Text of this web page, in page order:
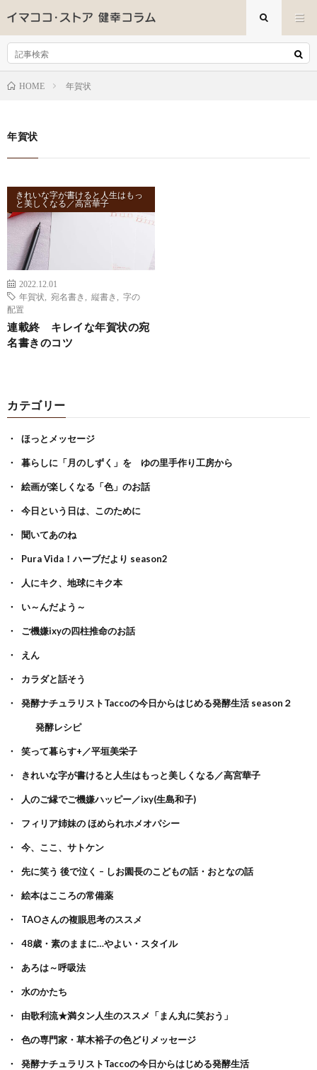
HOME 年賀状
年賀状
きれいな字が書けると人生はもっ
と美しくなる／高宮華子
2022.12.01
年賀状
宛名書き 縦書き
字の
配置
連載終 キレイな年賀状の宛
名書きのコツ
カテゴリー
ほっとメッセージ
暮らしに「月のしずく」を ゆの里手作り工房から
絵画が楽しくなる「色」のお話
今日という日は、このために
聞いてあのね
Pura Vida！ハーブだより season2
人にキク、地球にキク本
い～んだよう～
ご機嫌ixyの四柱推命のお話
えん
カラダと話そう
発酵ナチュラリストTaccoの今日からはじめる発酵生活 season２
発酵レシピ
笑って暮らす+／平垣美栄子
きれいな字が書けると人生はもっと美しくなる／高宮華子
人のご縁でご機嫌ハッピー／ixy(生島和子)
フィリア姉妹の ほめられホメオパシー
今、ここ、サトケン
先に笑う 後で泣く – しお園長のこどもの話・おとなの話
絵本はこころの常備薬
TAOさんの複眼思考のススメ
48歳・素のままに…やよい・スタイル
あろは～呼吸法
水のかたち
由歌利流★満タン人生のススメ「まん丸に笑おう」
色の専門家・草木裕子の色どりメッセージ
発酵ナチュラリストTaccoの今日からはじめる発酵生活